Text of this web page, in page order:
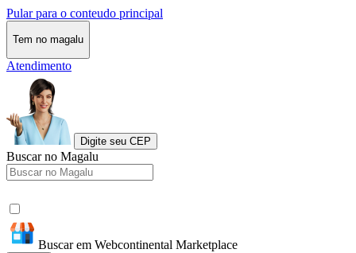
Pular para o conteudo principal
Tem no magalu
Atendimento
Digite seu CEP
Buscar no Magalu
Buscar em Webcontinental Marketplace